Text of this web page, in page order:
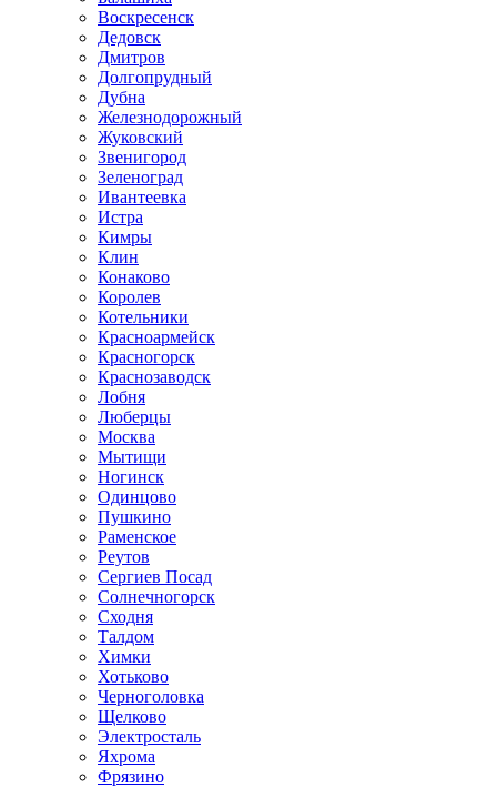
Воскресенск
Дедовск
Дмитров
Долгопрудный
Дубна
Железнодорожный
Жуковский
Звенигород
Зеленоград
Ивантеевка
Истра
Кимры
Клин
Конаково
Королев
Котельники
Красноармейск
Красногорск
Краснозаводск
Лобня
Люберцы
Москва
Мытищи
Ногинск
Одинцово
Пушкино
Раменское
Реутов
Сергиев Посад
Солнечногорск
Сходня
Талдом
Химки
Хотьково
Черноголовка
Щелково
Электросталь
Яхрома
Фрязино